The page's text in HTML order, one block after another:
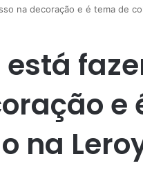
na decoração e é tema de
e
na